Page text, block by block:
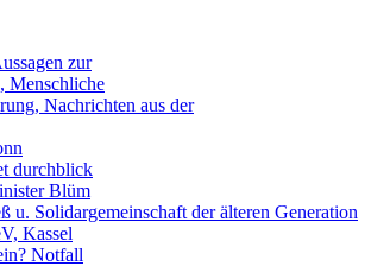
zur
Menschliche
Nachrichten aus der
durchblick
Blüm
u. Solidargemeinschaft der älteren Generation
Kassel
Notfall